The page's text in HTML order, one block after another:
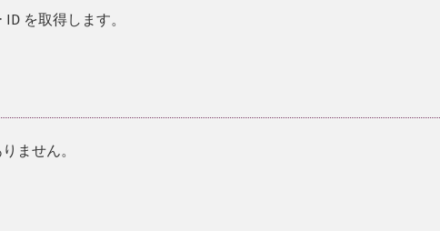
を取得します。
ません。